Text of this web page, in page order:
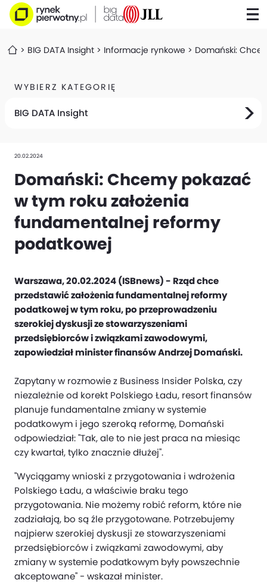
BIG DATA Insight Informacje rynkowe Domański:
WYBIERZ KATEGORIĘ
BIG DATA Insight
20.02.2024
Domański: Chcemy pokazać
w tym roku założenia
fundamentalnej reformy
podatkowej
Warszawa, 20.02.2024 (ISBnews) - Rząd chce
przedstawić założenia fundamentalnej reformy
podatkowej w tym roku, po przeprowadzeniu
szerokiej dyskusji ze stowarzyszeniami
przedsiębiorców i związkami zawodowymi,
zapowiedział minister finansów Andrzej Domański.
Zapytany w rozmowie z Business Insider Polska, czy
niezależnie od korekt Polskiego Ładu, resort finansów
planuje fundamentalne zmiany w systemie
podatkowym i jego szeroką reformę, Domański
odpowiedział: "Tak, ale to nie jest praca na miesiąc
czy kwartał, tylko znacznie dłużej".
"Wyciągamy wnioski z przygotowania i wdrożenia
Polskiego Ładu, a właściwie braku tego
przygotowania. Nie możemy robić reform, które nie
zadziałają, bo są źle przygotowane. Potrzebujemy
najpierw szerokiej dyskusji ze stowarzyszeniami
przedsiębiorców i związkami zawodowymi, aby
zmiany w systemie podatkowym były powszechnie
akceptowane" - wskazał minister.